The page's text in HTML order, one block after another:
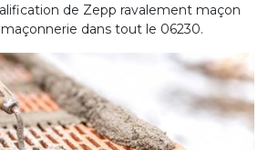
de Zepp ravalement maçon
dans tout le 06230.